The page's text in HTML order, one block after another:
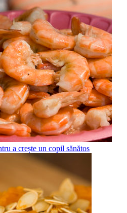
a crește un copil sănătos